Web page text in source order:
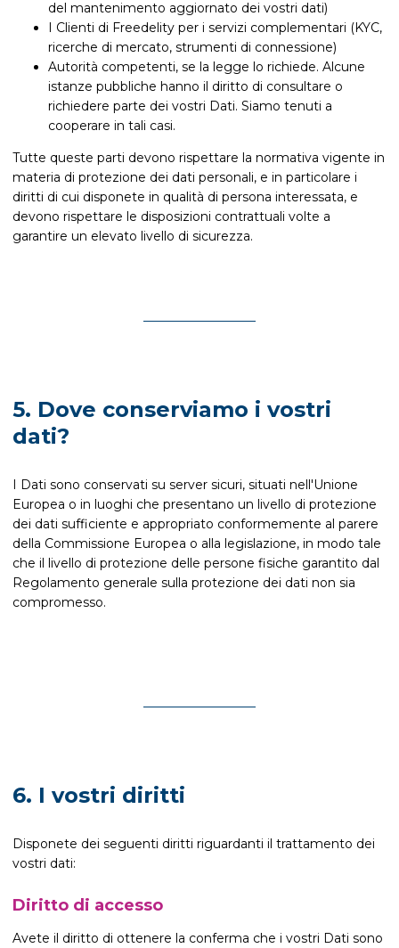
del mantenimento aggiornato dei vostri dati)
I Clienti di Freedelity per i servizi complementari (KYC,
ricerche di mercato, strumenti di connessione)
Autorità competenti, se la legge lo richiede. Alcune
istanze pubbliche hanno il diritto di consultare o
richiedere parte dei vostri Dati. Siamo tenuti a
cooperare in tali casi.
Tutte queste parti devono rispettare la normativa vigente in
materia di protezione dei dati personali, e in particolare i
diritti di cui disponete in qualità di persona interessata, e
devono rispettare le disposizioni contrattuali volte a
garantire un elevato livello di sicurezza.
5. Dove conserviamo i vostri
dati?
I Dati sono conservati su server sicuri, situati nell'Unione
Europea o in luoghi che presentano un livello di protezione
dei dati sufficiente e appropriato conformemente al parere
della Commissione Europea o alla legislazione, in modo tale
che il livello di protezione delle persone fisiche garantito dal
Regolamento generale sulla protezione dei dati non sia
compromesso.
6. I vostri diritti
Disponete dei seguenti diritti riguardanti il trattamento dei
vostri dati:
Diritto di accesso
Avete il diritto di ottenere la conferma che i vostri Dati sono